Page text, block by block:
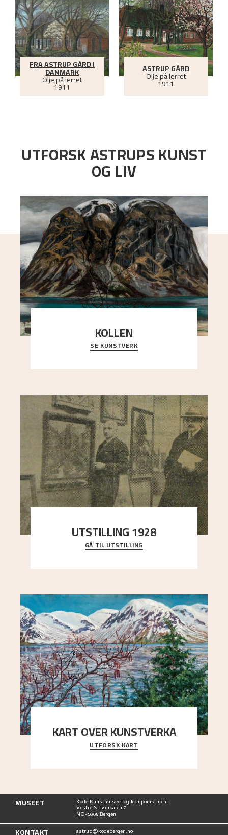
FRA ASTRUP GÅRD I
DANMARK
Olje på lerret
1911
ASTRUP GÅRD
Olje på lerret
1911
UTFORSK ASTRUPS KUNST
OG LIV
KOLLEN
Et ruvende fjell dominerer bildeflaten, og står i
sterk kontrast til det spinkle rognetreet ute
SE KUNSTVERK
UTSTILLING 1928
Då Astrup døydde i 1928, tok vennene Moritz
Kaland og Simon Thorbjørnsen initiativ til å
GÅ TIL UTSTILLING
KART OVER KUNSTVERKA
Utforsk stedene og utsiktene i Astrups malerier
UTFORSK KART
MUSEET Kode Kunstmuseer og komponisthjem
Vestre Strømkaien 7
NO-5008 Bergen
astrup@kodebergen.no